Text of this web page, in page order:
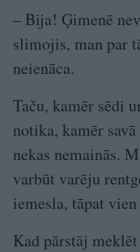
– Bija! Ģimenē
slimojis, man par
neienāca.
Taču, kamēr sēdi
notika, kamēr
nekas nemainās.
varbūt varēju
iemesla, tāpat
Kad pārstāj